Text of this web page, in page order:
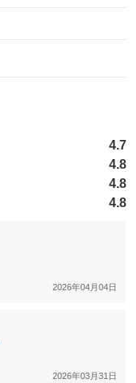
4.7
4.8
4.8
4.8
2026年04月04日
2026年03月31日